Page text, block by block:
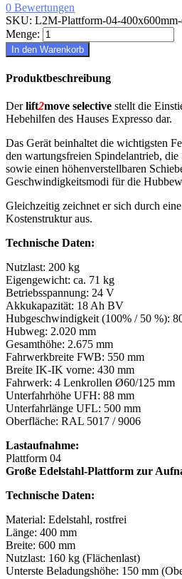
0 Bewertungen
SKU: L2M-Plattform-04-
Menge:
In den Warenkorb
Produktbeschreibung
Derlift2move selective stellt die
Hebehilfen des Hauses Expresso dar.
Das Gerät beinhaltet die wichtigsten
den wartungsfreien Spindelantrieb, die
sowie einen höhenverstellbaren
Geschwindigkeitsmodi für die
Gleichzeitig zeichnet er sich durch
Kostenstruktur aus.
Technische Daten:
Nutzlast: 200 kg
Eigengewicht: ca. 71 kg
Betriebsspannung: 24 V
Akkukapazität: 18 Ah BV
Hubgeschwindigkeit (100% / 50 %):
Hubweg: 2.020 mm
Gesamthöhe: 2.675 mm
Fahrwerkbreite FWB: 550 mm
Breite IK-IK vorne: 430 mm
Fahrwerk: 4 Lenkrollen Ø60/125 mm
Unterfahrhöhe UFH: 88 mm
Unterfahrlänge UFL: 500 mm
Oberfläche: RAL 5017 / 9006
Lastaufnahme:
Plattform 04
Große Edelstahl-Plattform zur
Technische Daten:
Material: Edelstahl, rostfrei
Länge: 400 mm
Breite: 600 mm
Nutzlast: 160 kg (Flächenlast)
Unterste Beladungshöhe: 150 mm